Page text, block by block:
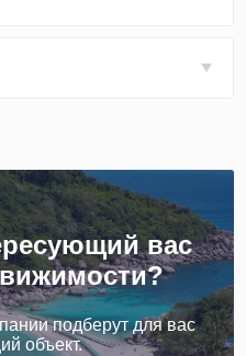
вас
подберут для вас
объект.